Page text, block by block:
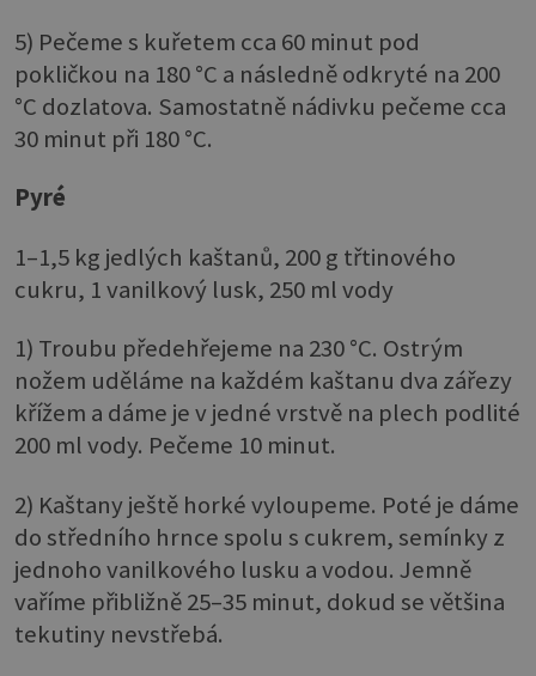
5) Pečeme s kuřetem cca 60 minut pod
pokličkou na 180 °C a následně odkryté na 200
°C dozlatova. Samostatně nádivku pečeme cca
30 minut při 180 °C.
Pyré
1–1,5 kg jedlých kaštanů, 200 g třtinového
cukru, 1 vanilkový lusk, 250 ml vody
1) Troubu předehřejeme na 230 °C. Ostrým
nožem uděláme na každém kaštanu dva zářezy
křížem a dáme je v jedné vrstvě na plech podlité
200 ml vody. Pečeme 10 minut.
2) Kaštany ještě horké vyloupeme. Poté je dáme
do středního hrnce spolu s cukrem, semínky z
jednoho vanilkového lusku a vodou. Jemně
vaříme přibližně 25–35 minut, dokud se většina
tekutiny nevstřebá.